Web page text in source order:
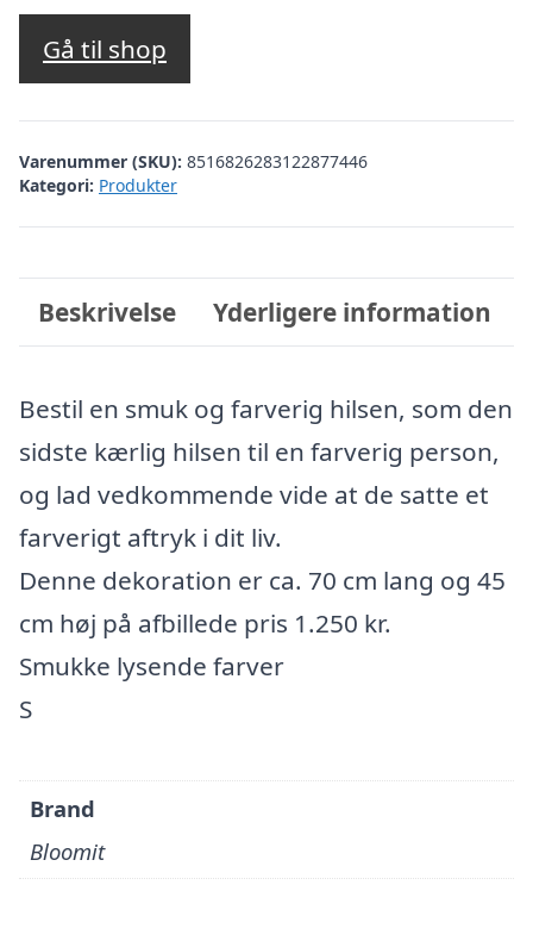
Gå til shop
Varenummer (SKU): 8516826283122877446
Kategori: Produkter
Beskrivelse Yderligere information
Bestil en smuk og farverig hilsen, som den
sidste kærlig hilsen til en farverig person,
og lad vedkommende vide at de satte et
farverigt aftryk i dit liv.
Denne dekoration er ca. 70 cm lang og 45
cm høj på afbillede pris 1.250 kr.
Smukke lysende farver
S
Brand
Bloomit